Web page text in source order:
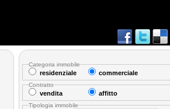
Categoria immobile
residenziale commerciale
Contratto
vendita affitto
Tipologia immobile